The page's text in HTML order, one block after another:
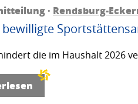
· Rendsburg-
bewilligte
die im Haushalt 2026